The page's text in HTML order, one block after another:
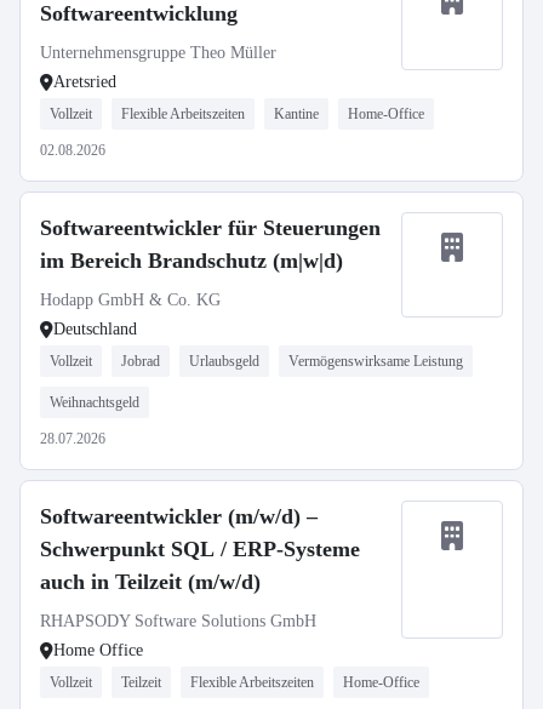
Softwareentwicklung
Unternehmensgruppe Theo Müller
Aretsried
Vollzeit Flexible Arbeitszeiten Kantine Home-Office
02.08.2026
Softwareentwickler für Steuerungen
im Bereich Brandschutz (m|w|d)
Hodapp GmbH & Co. KG
Deutschland
Vollzeit Jobrad Urlaubsgeld Vermögenswirksame Leistung
Weihnachtsgeld
28.07.2026
Softwareentwickler (m/w/d) –
Schwerpunkt SQL / ERP-Systeme
auch in Teilzeit (m/w/d)
RHAPSODY Software Solutions GmbH
Home Office
Vollzeit Teilzeit Flexible Arbeitszeiten Home-Office